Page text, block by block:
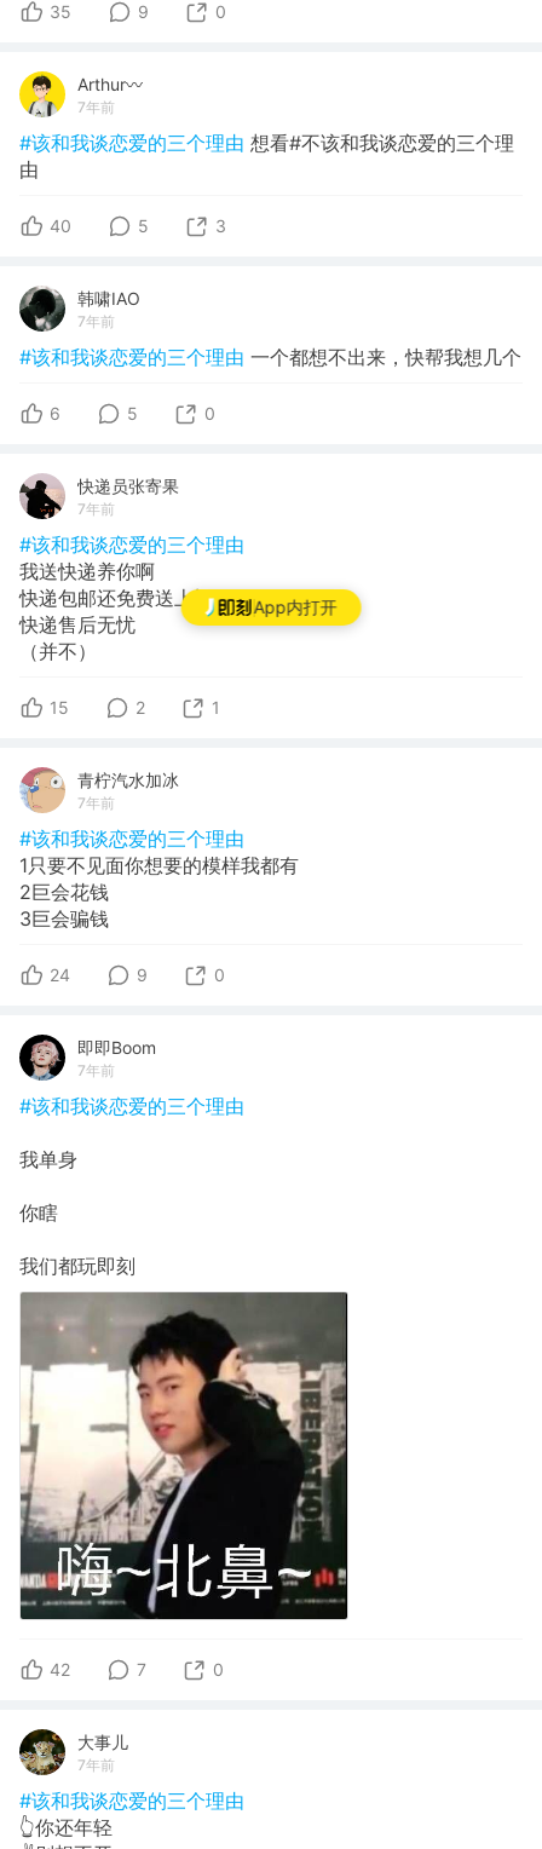
App内打开
35 9 0
Arthur〰
7年前
#该和我谈恋爱的三个理由 想看#不该和我谈恋爱的三个理
由
40 5 3
韩啸IAO
7年前
#该和我谈恋爱的三个理由 一个都想不出来，快帮我想几个
6 5 0
快递员张寄果
7年前
#该和我谈恋爱的三个理由
我送快递养你啊
快递包邮还免费送上门
快递售后无忧
（并不）
15 2 1
青柠汽水加冰
7年前
#该和我谈恋爱的三个理由
1只要不见面你想要的模样我都有
2巨会花钱
3巨会骗钱
24 9 0
即即Boom
7年前
#该和我谈恋爱的三个理由
我单身
你瞎
我们都玩即刻
42 7 0
大事儿
7年前
#该和我谈恋爱的三个理由
👆你还年轻